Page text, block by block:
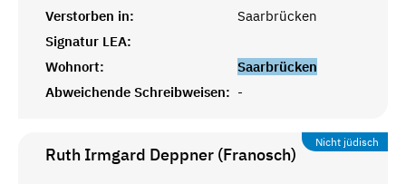
Verstorben in:
Saarbrücken
Signatur LEA:
Wohnort:
Saarbrücken
Abweichende Schreibweisen: -
Nicht jüdisch
Ruth Irmgard Deppner (Franosch)